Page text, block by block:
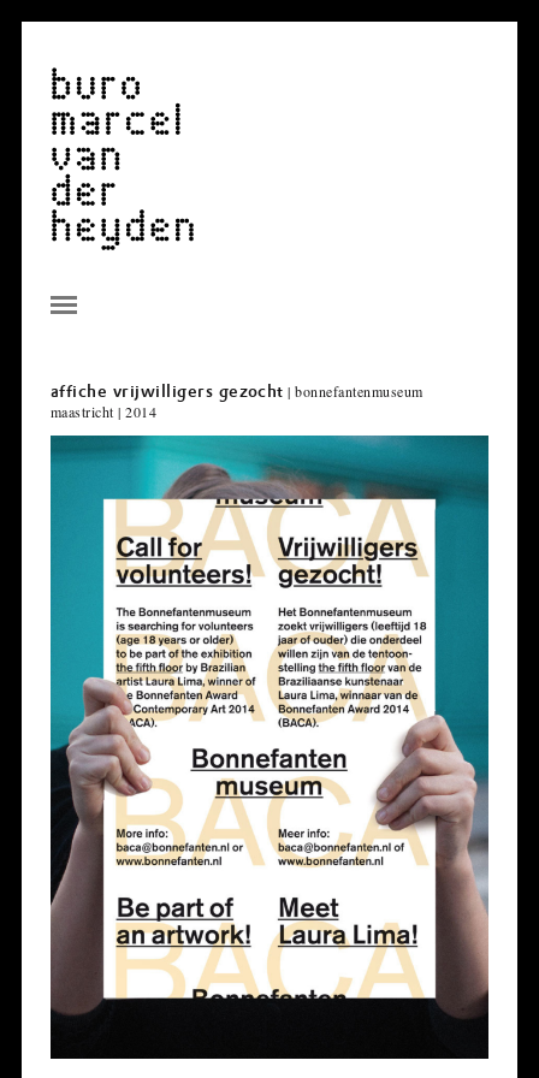
affiche vrijwilligers gezocht | bonnefantenmuseum
maastricht | 2014